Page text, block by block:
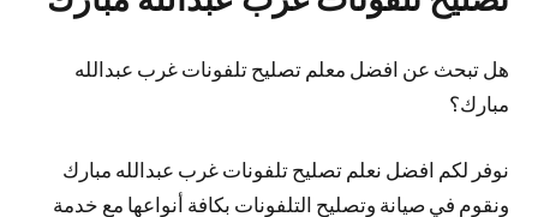
هل تبحث عن افضل معلم تصليح تلفونات غرب عبدالله
مبارك؟
نوفر لكم افضل نعلم تصليح تلفونات غرب عبدالله مبارك
ونقوم في صيانة وتصليح التلفونات بكافة أنواعها مع خدمة